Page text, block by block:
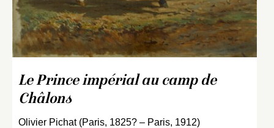
Le Prince impérial au camp de
Châlons
Olivier Pichat (Paris, 1825? – Paris, 1912)